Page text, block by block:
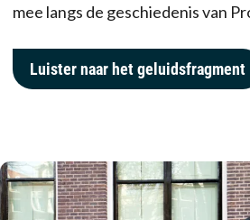
mee langs de geschiedenis van
Luister naar het geluidsfragment